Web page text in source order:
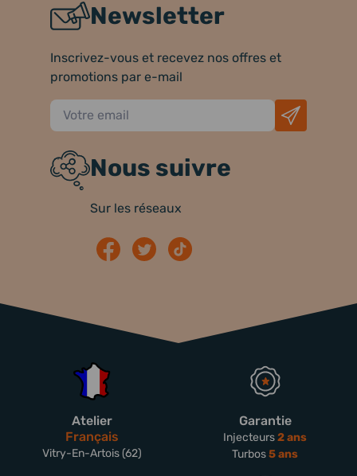
Newsletter
Inscrivez-vous et recevez nos offres et
promotions par e-mail
Nous suivre
Sur les réseaux
Atelier
Français
Vitry-En-Artois (62)
Garantie
Injecteurs2 ans
Turbos5 ans